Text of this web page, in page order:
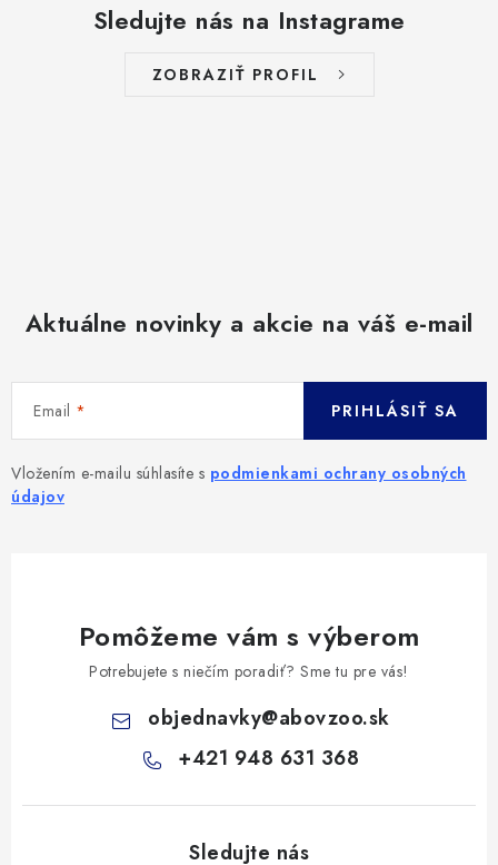
Sledujte nás na Instagrame
ZOBRAZIŤ PROFIL
Aktuálne novinky a akcie na váš e-mail
Email
Vložením e-mailu súhlasíte s podmienkami ochrany osobných
údajov
PRIHLÁSIŤ SA
Pomôžeme vám s výberom
Potrebujete s niečím poradiť? Sme tu pre vás!
objednavky@abovzoo.sk
+421 948 631 368